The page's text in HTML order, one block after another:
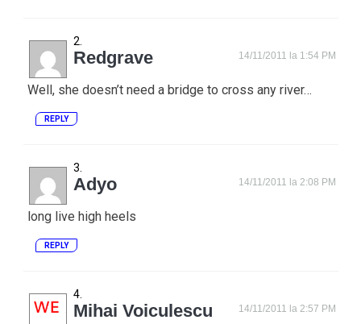
Redgrave 14/11/2011 la 1:54 PM
Well, she doesn’t need a bridge to cross any river…
REPLY
Adyo 14/11/2011 la 2:08 PM
long live high heels
REPLY
Mihai Voiculescu 14/11/2011 la 2:57 PM